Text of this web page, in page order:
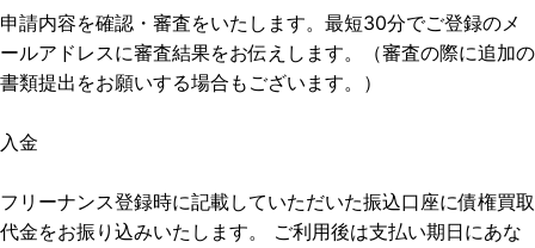
申請内容を確認・審査をいたします。最短30分でご登録のメ
ールアドレスに審査結果をお伝えします。（審査の際に追加の
書類提出をお願いする場合もございます。）
入金
フリーナンス登録時に記載していただいた振込口座に債権買取
代金をお振り込みいたします。 ご利用後は支払い期日にあな